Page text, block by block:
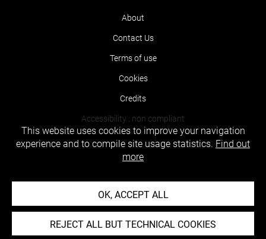
About
Contact Us
Terms of use
Cookies
Credits
Accessibility : non compliant
This website uses cookies to improve your navigation
experience and to compile site usage statistics. Find out
more
OK, ACCEPT ALL
REJECT ALL BUT TECHNICAL COOKIES